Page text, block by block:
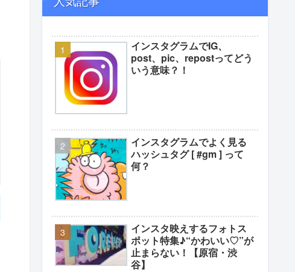
インスタグラムでIG、
post、pic、repostってどう
いう意味？！
インスタグラムでよく見る
ハッシュタグ [ #gm ] って
何？
インスタ映えするフォトス
ポット特集♪“かわいい♡”が
止まらない！【原宿・渋
谷】